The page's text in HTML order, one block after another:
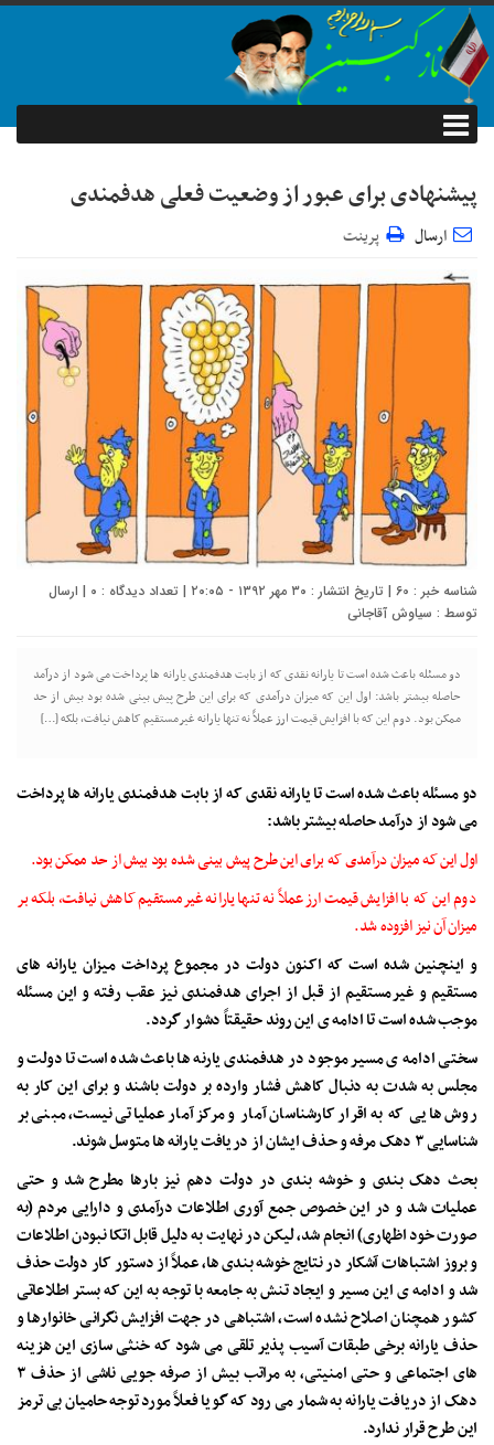
پیشنهادی برای عبور از وضعیت فعلی هدفمندی
ارسال پرینت
شناسه خبر : 60 | تاریخ انتشار : ۳۰ مهر ۱۳۹۲ - ۲۰:۰۵ | تعداد دیدگاه : ۰ | ارسال
توسط : سیاوش آقاجانی
دو مسئله باعث شده است تا یارانه نقدی که از بابت هدفمندی یارانه ها پرداخت می شود از درآمد
حاصله بیشتر باشد: اول این که میزان درآمدی که برای این طرح پیش بینی شده بود بیش از حد
ممکن بود. دوم این که با افزایش قیمت ارز عملاً نه تنها یارانه غیرمستقیم کاهش نیافت، بلکه […]
دو مسئله باعث شده است تا یارانه نقدی که از بابت هدفمندی یارانه ها پرداخت
می شود از درآمد حاصله بیشتر باشد:
اول این که میزان درآمدی که برای این طرح پیش بینی شده بود بیش از حد ممکن بود.
دوم این که با افزایش قیمت ارز عملاً نه تنها یارانه غیرمستقیم کاهش نیافت، بلکه بر
میزان آن نیز افزوده شد.
و اینچنین شده است که اکنون دولت در مجموع پرداخت میزان یارانه های
مستقیم و غیرمستقیم از قبل از اجرای هدفمندی نیز عقب رفته و این مسئله
موجب شده است تا ادامه ی این روند حقیقتاً دشوار گردد.
سختی ادامه ی مسیر موجود در هدفمندی یارنه ها باعث شده است تا دولت و
مجلس به شدت به دنبال کاهش فشار وارده بر دولت باشند و برای این کار به
روش هایی که به اقرار کارشناسان آمار و مرکز آمار عملیاتی نیست، مبنی بر
شناسایی ۳ دهک مرفه و حذف ایشان از دریافت یارانه ها متوسل شوند.
بحث دهک بندی و خوشه بندی در دولت دهم نیز بارها مطرح شد و حتی
عملیات شد و در این خصوص جمع آوری اطلاعات درآمدی و دارایی مردم (به
صورت خود اظهاری) انجام شد، لیکن در نهایت به دلیل قابل اتکا نبودن اطلاعات
و بروز اشتباهات آشکار در نتایج خوشه بندی ها، عملاً از دستور کار دولت حذف
شد و ادامه ی این مسیر و ایجاد تنش به جامعه با توجه به این که بستر اطلاعاتی
کشور همچنان اصلاح نشده است، اشتباهی در جهت افزایش نگرانی خانوارها و
حذف یارانه برخی طبقات آسیب پذیر تلقی می شود که خنثی سازی این هزینه
های اجتماعی و حتی امنیتی، به مراتب بیش از صرفه جویی ناشی از حذف ۳
دهک از دریافت یارانه به شمار می رود که گویا فعلاً‌ مورد توجه حامیان بی ترمز
این طرح قرار ندارد.